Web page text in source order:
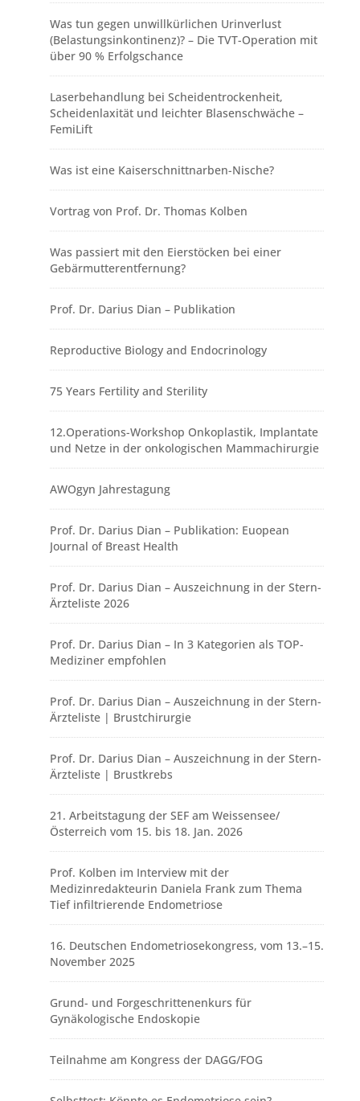
Was tun gegen unwillkürlichen Urinverlust
(Belastungsinkontinenz)? – Die TVT-Operation mit
über 90 % Erfolgschance
Laserbehandlung bei Scheidentrockenheit,
Scheidenlaxität und leichter Blasenschwäche –
FemiLift
Was ist eine Kaiserschnittnarben-Nische?
Vortrag von Prof. Dr. Thomas Kolben
Was passiert mit den Eierstöcken bei einer
Gebärmutterentfernung?
Prof. Dr. Darius Dian – Publikation
Reproductive Biology and Endocrinology
75 Years Fertility and Sterility
12.Operations-Workshop Onkoplastik, Implantate
und Netze in der onkologischen Mammachirurgie
AWOgyn Jahrestagung
Prof. Dr. Darius Dian – Publikation: Euopean
Journal of Breast Health
Prof. Dr. Darius Dian – Auszeichnung in der Stern-
Ärzteliste 2026
Prof. Dr. Darius Dian – In 3 Kategorien als TOP-
Mediziner empfohlen
Prof. Dr. Darius Dian – Auszeichnung in der Stern-
Ärzteliste | Brustchirurgie
Prof. Dr. Darius Dian – Auszeichnung in der Stern-
Ärzteliste | Brustkrebs
21. Arbeitstagung der SEF am Weissensee/
Österreich vom 15. bis 18. Jan. 2026
Prof. Kolben im Interview mit der
Medizinredakteurin Daniela Frank zum Thema
Tief infiltrierende Endometriose
16. Deutschen Endometriosekongress, vom 13.–15.
November 2025
Grund- und Forgeschrittenenkurs für
Gynäkologische Endoskopie
Teilnahme am Kongress der DAGG/FOG